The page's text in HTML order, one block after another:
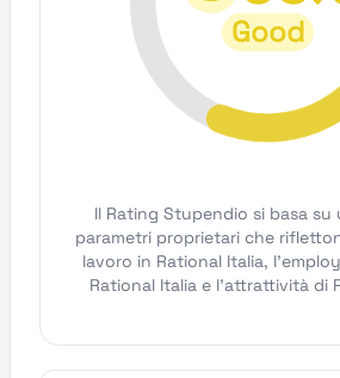
Good
Il Rating Stupendio si basa su
parametri proprietari che
lavoro in Rational Italia,
Rational Italia e l'attrattività di